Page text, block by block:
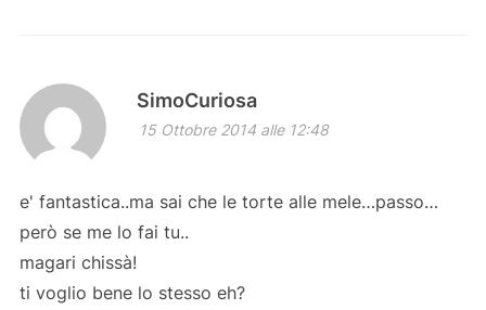
SimoCuriosa
15 Ottobre 2014 alle 12:48
e' fantastica..ma sai che le torte alle mele…passo…
però se me lo fai tu..
magari chissà!
ti voglio bene lo stesso eh?